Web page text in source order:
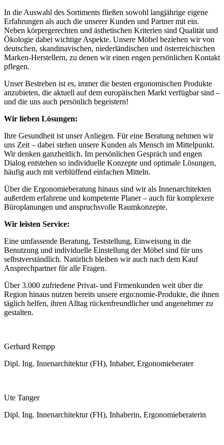
In die Auswahl des Sortiments fließen sowohl langjährige eigene
Erfahrungen als auch die unserer Kunden und Partner mit ein.
Neben körpergerechten und ästhetischen Kriterien sind Qualität und
Ökologie dabei wichtige Aspekte. Unsere Möbel beziehen wir von
deutschen, skandinavischen, niederländischen und österreichischen
Marken-Herstellern, zu denen wir einen engen persönlichen Kontakt
pflegen.
Unser Bestreben ist es, immer die besten ergonomischen Produkte
anzubieten, die aktuell auf dem europäischen Markt verfügbar sind –
und die uns auch persönlich begeistern!
Wir lieben Lösungen:
Ihre Gesundheit ist unser Anliegen. Für eine Beratung nehmen wir
uns Zeit – dabei stehen unsere Kunden als Mensch im Mittelpunkt.
Wir denken ganzheitlich. Im persönlichen Gespräch und engen
Dialog entstehen so individuelle Konzepte und optimale Lösungen,
häufig auch mit verblüffend einfachen Mitteln.
Über die Ergonomieberatung hinaus sind wir als Innenarchitekten
außerdem erfahrene und kompetente Planer – auch für komplexere
Büroplanungen und anspruchsvolle Raumkonzepte.
Wir leisten Service:
Eine umfassende Beratung, Teststellung, Einweisung in die
Benutzung und individuelle Einstellung der Möbel sind für uns
selbstverständlich. Natürlich bleiben wir auch nach dem Kauf
Ansprechpartner für alle Fragen.
Über 3.000 zufriedene Privat- und Firmenkunden weit über die
Region hinaus nutzen bereits unsere ergo:nomie-Produkte, die ihnen
täglich helfen, ihren Alltag rückenfreundlicher und angenehmer zu
gestalten.
Gerhard Rempp
Dipl. Ing. Innenarchitektur (FH), Inhaber, Ergonomieberater
Ute Tanger
Dipl. Ing. Innenarchitektur (FH), Inhaberin, Ergonomieberaterin